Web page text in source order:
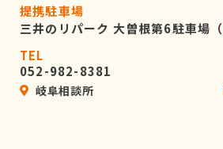
提携駐車場
三井のリパーク 大曽根第6駐車場（
TEL
052-982-8381
岐阜相談所